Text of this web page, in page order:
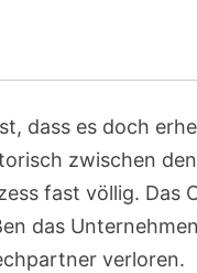
dass es doch
zwischen
fast völlig. Das
das
verloren.